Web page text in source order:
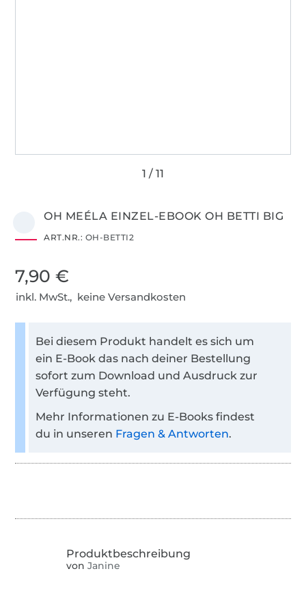
OH MEÉLA EINZEL-EBOOK OH BETTI BIG
ART.NR.: OH-BETTI2
7,90 €
inkl. MwSt., keine Versandkosten
Bei diesem Produkt handelt es sich um
ein E-Book das nach deiner Bestellung
sofort zum Download und Ausdruck zur
Verfügung steht.
Mehr Informationen zu E-Books findest
du in unseren Fragen & Antworten.
von Janine